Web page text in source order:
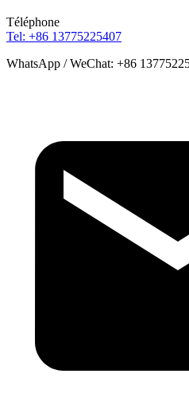
Téléphone
Tel: +86 13775225407
WhatsApp / WeChat: +86